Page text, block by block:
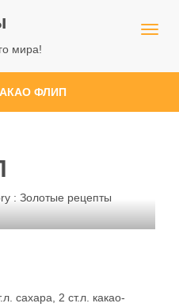
мира!
ФЛИП
: Золотые рецепты
сахара, 2 ст.л. какао-